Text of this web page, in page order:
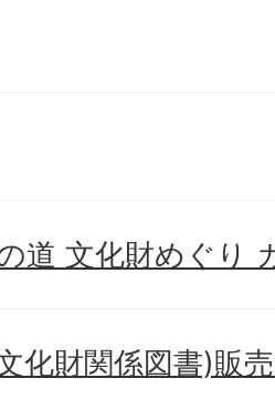
道 文化財めぐり
化財関係図書)販